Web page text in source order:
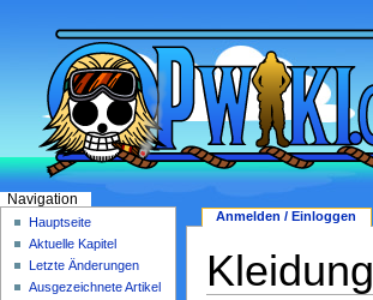
Kleidung
Anmelden / Einloggen
Navigation
Hauptseite
Aktuelle Kapitel
Letzte Änderungen
Ausgezeichnete Artikel